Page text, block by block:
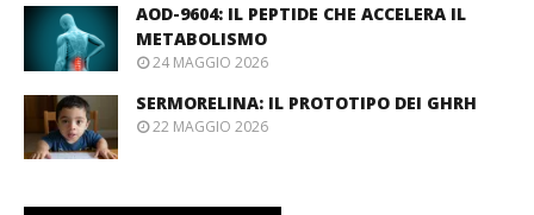
AOD-9604: IL PEPTIDE CHE ACCELERA IL
METABOLISMO
24 MAGGIO 2026
SERMORELINA: IL PROTOTIPO DEI GHRH
22 MAGGIO 2026